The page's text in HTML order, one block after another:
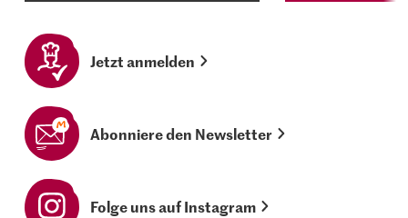
Jetzt anmelden
Abonniere den Newsletter
Folge uns auf Instagram